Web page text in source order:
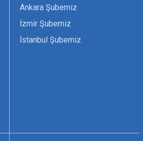
Ankara Şubemiz
İzmir Şubemiz
İstanbul Şubemiz